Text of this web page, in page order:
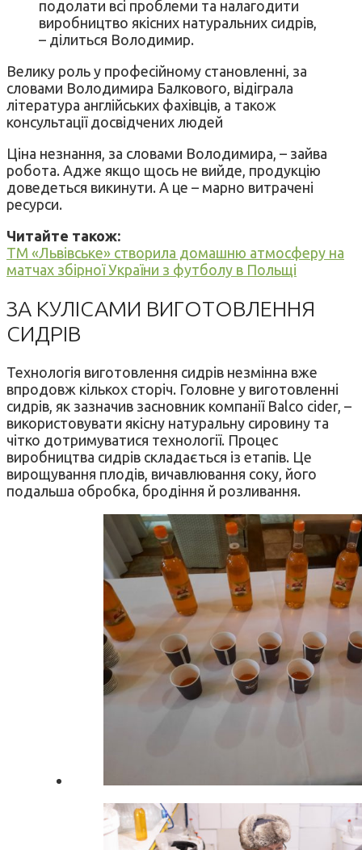
подолати всі проблеми та налагодити
виробництво якісних натуральних сидрів,
– ділиться Володимир.
Велику роль у професійному становленні, за
словами Володимира Балкового, відіграла
література англійських фахівців, а також
консультації досвідчених людей
Ціна незнання, за словами Володимира, – зайва
робота. Адже якщо щось не вийде, продукцію
доведеться викинути. А це – марно витрачені
ресурси.
Читайте також:
ТМ «Львівське» створила домашню атмосферу на
матчах збірної України з футболу в Польщі
ЗА КУЛІСАМИ ВИГОТОВЛЕННЯ
СИДРІВ
Технологія виготовлення сидрів незмінна вже
впродовж кількох сторіч. Головне у виготовленні
сидрів, як зазначив засновник компанії Balco cider, –
використовувати якісну натуральну сировину та
чітко дотримуватися технології. Процес
виробництва сидрів складається із етапів. Це
вирощування плодів, вичавлювання соку, його
подальша обробка, бродіння й розливання.